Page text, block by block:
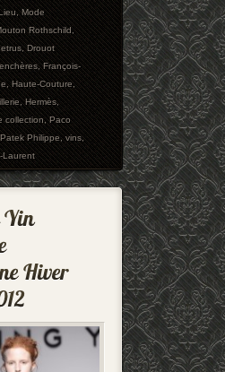
,Mode
Rothschild,
,Drouot
enchères,François-
,Haute-Couture,
,Hermès,
collection,Paco
Patek Philippe,vins,
Laurent